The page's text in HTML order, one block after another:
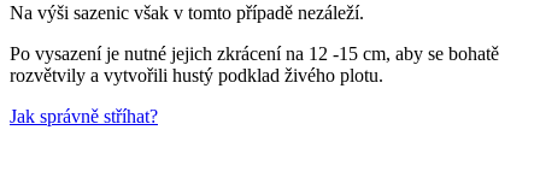
Na výši sazenic však v tomto případě nezáleží.
Po vysazení je nutné jejich zkrácení na 12 -15 cm, aby se bohatě
rozvětvily a vytvořili hustý podklad živého plotu.
Jak správně stříhat?